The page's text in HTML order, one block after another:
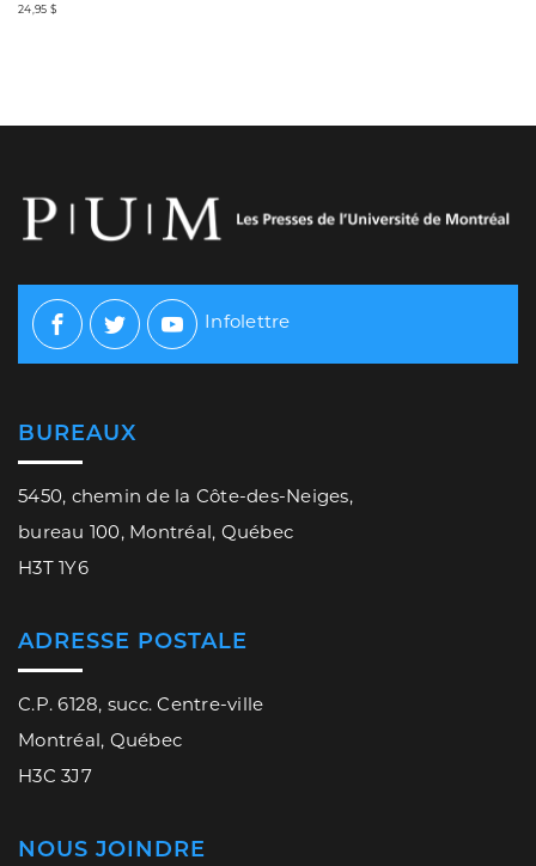
24,95 $
Facebook
TwitterYoutube
Infolettre
BUREAUX
5450, chemin de la Côte-des-Neiges,
bureau 100, Montréal, Québec
H3T 1Y6
ADRESSE POSTALE
C.P. 6128, succ. Centre-ville
Montréal, Québec
H3C 3J7
NOUS JOINDRE